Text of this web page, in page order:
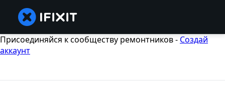
Присоединяйся к сообществу ремонтников - Создай
аккаунт